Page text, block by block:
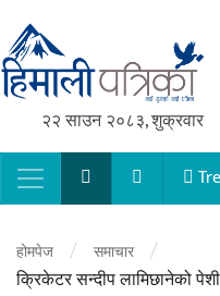
२२ साउन २०८३, शुक्रवार
Main
होमपेज / समाचार /
क्रिकेटर सन्दीप लामिछानेको